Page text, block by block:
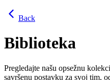
Back
Biblioteka
Pregledajte našu opsežnu
savršenu postavku za svoj tim,